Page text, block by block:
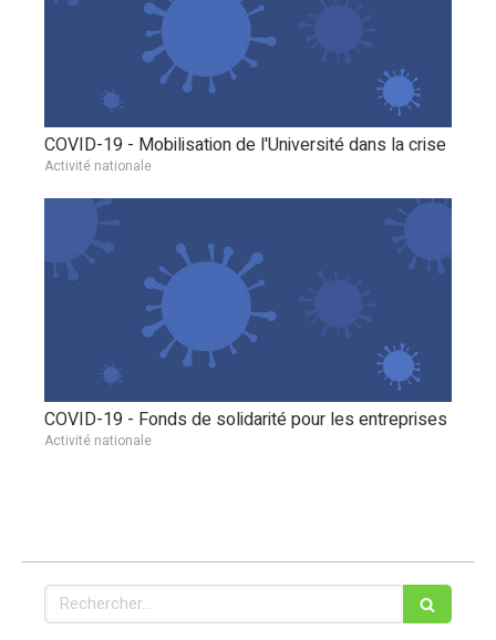
COVID-19 - Mobilisation de l'Université dans la crise
Activité nationale
COVID-19 - Fonds de solidarité pour les entreprises
Activité nationale
Rechercher